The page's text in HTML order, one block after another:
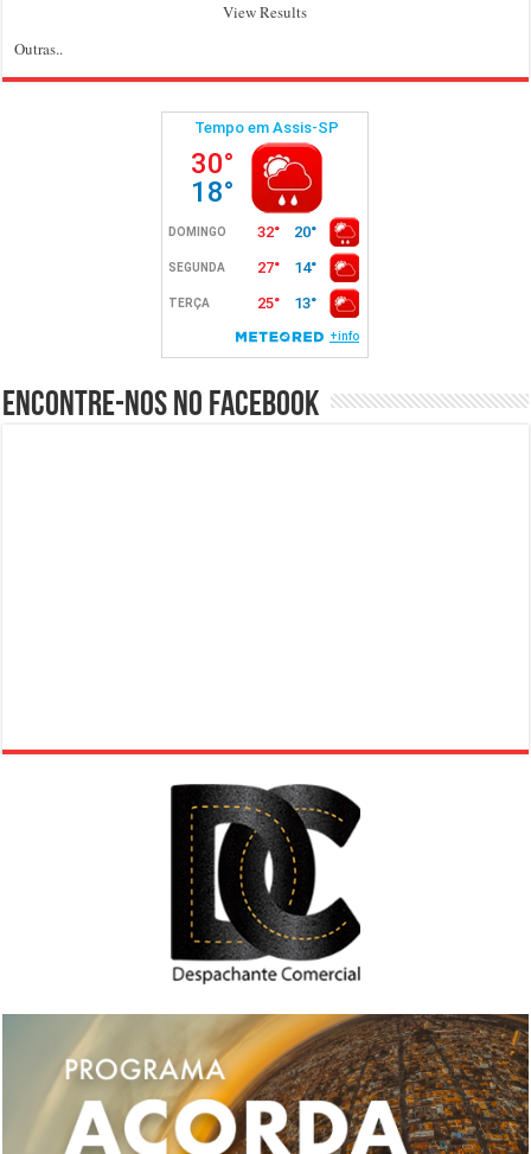
View Results
Outras..
Encontre-nos no Facebook